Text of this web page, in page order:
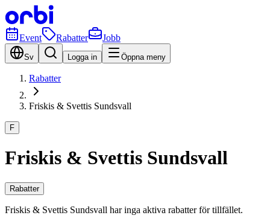
Event Rabatter Jobb
Sv Logga in Öppna meny
Rabatter
Friskis & Svettis Sundsvall
F
Friskis & Svettis Sundsvall
Rabatter
Friskis & Svettis Sundsvall har inga aktiva rabatter för tillfället.